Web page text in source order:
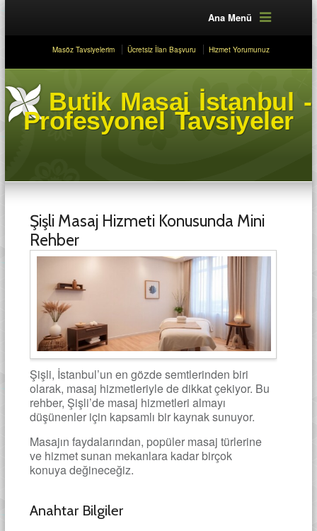
Ana Menü
Masöz Tavsiyelerim Ücretsiz İlan Başvuru Hizmet Yorumunuz
Butik Masaj İstanbul -
Profesyonel Tavsiyeler
Şişli Masaj Hizmeti Konusunda Mini
Rehber
Şişli, İstanbul’un en gözde semtlerinden biri
olarak, masaj hizmetleriyle de dikkat çekiyor. Bu
rehber, Şişli’de masaj hizmetleri almayı
düşünenler için kapsamlı bir kaynak sunuyor.
Masajın faydalarından, popüler masaj türlerine
ve hizmet sunan mekanlara kadar birçok
konuya değineceğiz.
Anahtar Bilgiler